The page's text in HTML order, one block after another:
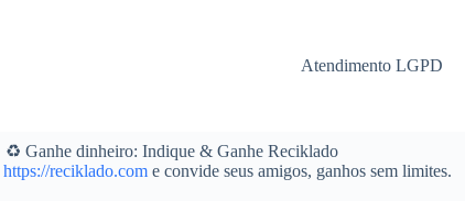
Atendimento LGPD
♻️ Ganhe dinheiro: Indique & Ganhe Reciklado
https://reciklado.come convide seus amigos, ganhos sem limites.